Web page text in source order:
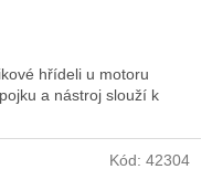
hřídeli u motoru
a nástroj slouží k
Kód: 42304